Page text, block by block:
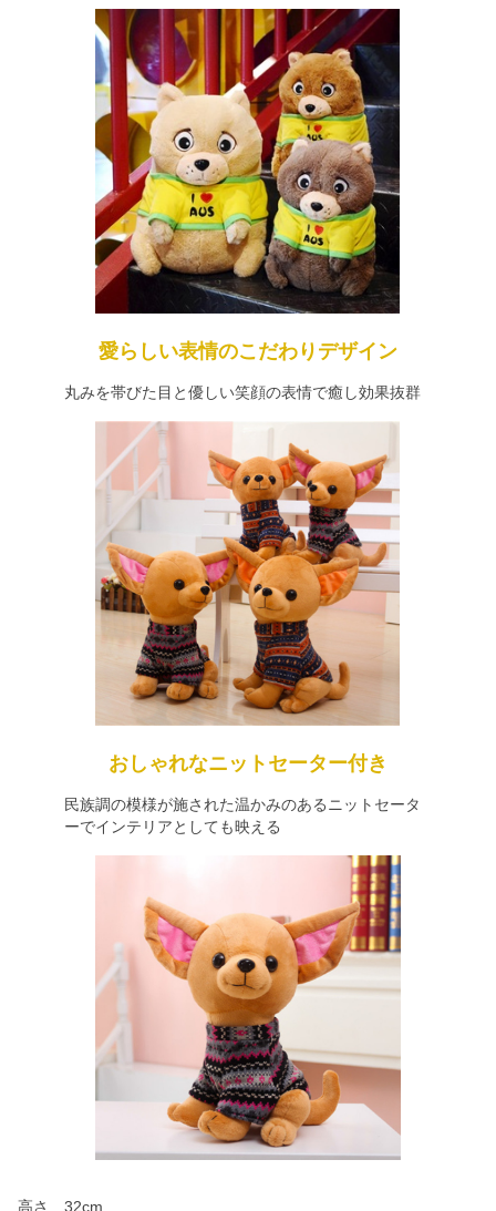
愛らしい表情のこだわりデザイン
丸みを帯びた目と優しい笑顔の表情で癒し効果抜群
おしゃれなニットセーター付き
民族調の模様が施された温かみのあるニットセータ
ーでインテリアとしても映える
高さ 32cm